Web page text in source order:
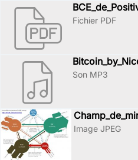
Fichier PDF
Son MP3
Image JPEG